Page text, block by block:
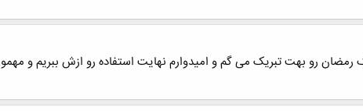
رمضان رو بهت تبریک می گم و امیدوارم نهایت استفاده رو ازش ببریم و